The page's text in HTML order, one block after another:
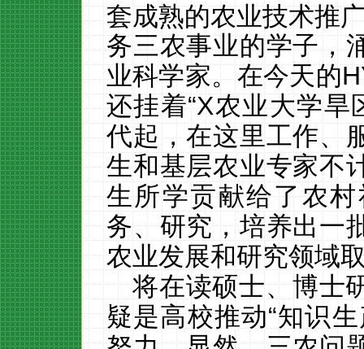
套成熟的农业技术推
务三农事业的学子，
业科学家。在今天的
还挂着“X农业大学旱
代起，在这里工作、
生和基层农业专家不
生所学贡献给了农
务、研究，培养出一
农业发展和研究领域
将在读硕士、博士
疑是高校推动“知识